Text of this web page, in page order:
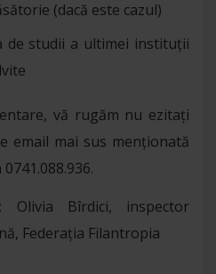
(dacă este cazul)
de studii a ultimei instituţii
vă rugăm nu ezitați
email mai sus menționată
: Olivia Bîrdici, inspector
Federația Filantropia